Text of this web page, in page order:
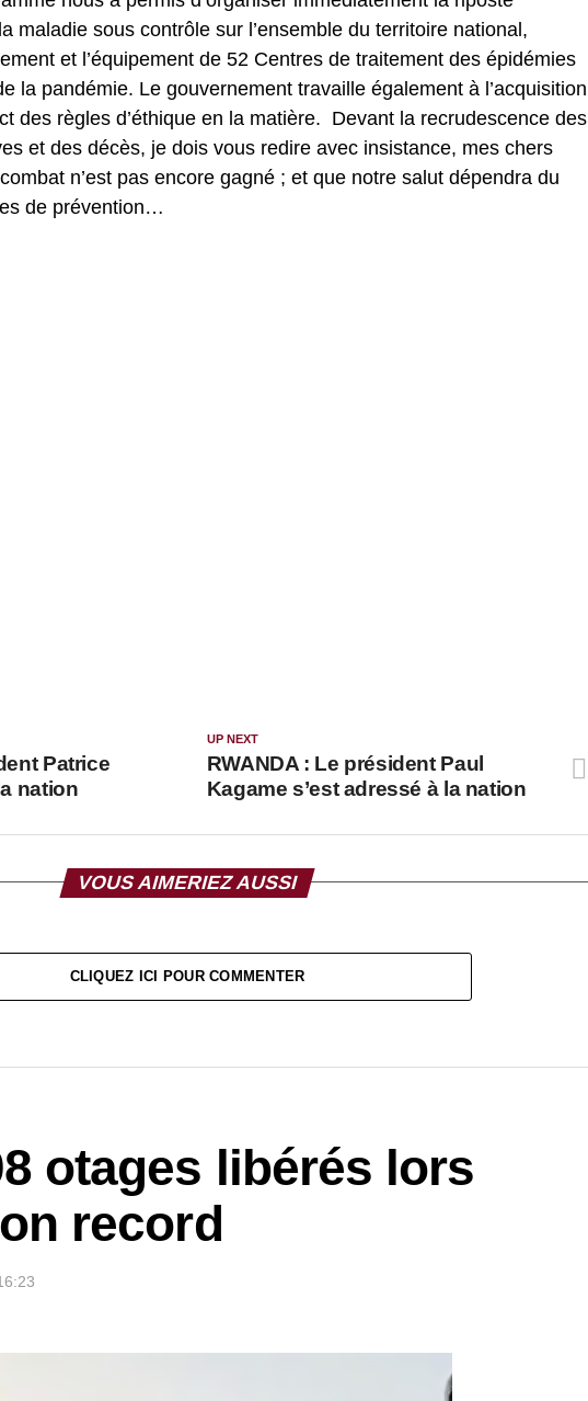
maladie sous contrôle sur l’ensemble du territoire national,
et l’équipement de 52 Centres de traitement des épidémies
la pandémie. Le gouvernement travaille également à l’acquisition
des règles d’éthique en la matière. Devant la recrudescence des
et des décès, je dois vous redire avec insistance, mes chers
n’est pas encore gagné ; et que notre salut dépendra du
de prévention…
UP NEXT
RWANDA : Le président Paul
Kagame s’est adressé à la nation
Patrice
nation
VOUS AIMERIEZ AUSSI
CLIQUEZ ICI POUR COMMENTER
otages libérés lors
record